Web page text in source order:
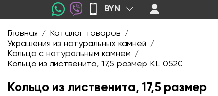
BYN
Главная / Каталог товаров /
Украшения из натуральных камней /
Кольца с натуральным камнем /
Кольцо из лиственита, 17,5 размер KL-0520
Кольцо из лиственита, 17,5 размер